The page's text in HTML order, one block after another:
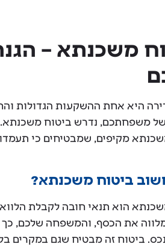
משכנתא –
היא אחת ההשקעות הגדולות
של משפחתכם, נדרש ביטוח משכנתא.
מקיפים, שמבטיחים כי
ביטוח משכנתא?
הוא תנאי חובה לקבלת
את הכסף, והמשפחה שלכם, כך
ביטוח זה מבטיח שגם במקרים